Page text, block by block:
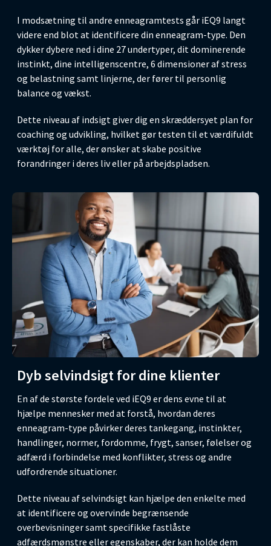
I modsætning til andre enneagramtests går iEQ9 langt
videre end blot at identificere din enneagram-type. Den
dykker dybere ned i dine 27 undertyper, dit dominerende
instinkt, dine intelligenscentre, 6 dimensioner af stress
og belastning samt linjerne, der fører til personlig
balance og vækst.
Dette niveau af indsigt giver dig en skræddersyet plan for
coaching og udvikling, hvilket gør testen til et værdifuldt
værktøj for alle, der ønsker at skabe positive
forandringer i deres liv eller på arbejdspladsen.
Dyb selvindsigt for dine klienter
En af de største fordele ved iEQ9 er dens evne til at
hjælpe mennesker med at forstå, hvordan deres
enneagram-type påvirker deres tankegang, instinkter,
handlinger, normer, fordomme, frygt, sanser, følelser og
adfærd i forbindelse med konflikter, stress og andre
udfordrende situationer.
Dette niveau af selvindsigt kan hjælpe den enkelte med
at identificere og overvinde begrænsende
overbevisninger samt specifikke fastlåste
adfærdsmønstre eller egenskaber, der kan holde dem